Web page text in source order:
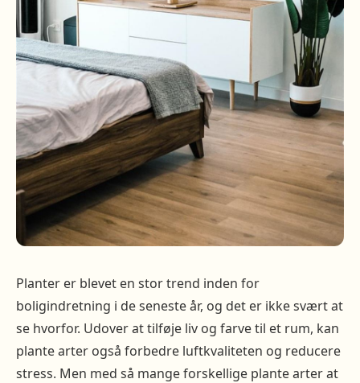
Planter er blevet en stor trend inden for
boligindretning i de seneste år, og det er ikke svært at
se hvorfor. Udover at tilføje liv og farve til et rum, kan
plante arter også forbedre luftkvaliteten og reducere
stress. Men med så mange forskellige plante arter at